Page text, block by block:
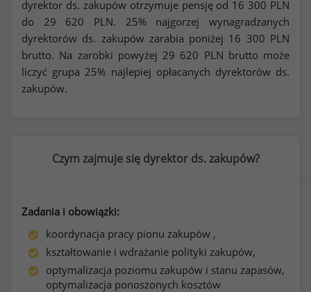
dyrektor ds. zakupów otrzymuje pensję od 16 300 PLN
do 29 620 PLN. 25% najgorzej wynagradzanych
dyrektorów ds. zakupów zarabia poniżej 16 300 PLN
brutto. Na zarobki powyżej 29 620 PLN brutto może
liczyć grupa 25% najlepiej opłacanych dyrektorów ds.
zakupów.
Czym zajmuje się dyrektor ds. zakupów?
Zadania i obowiązki:
koordynacja pracy pionu zakupów ,
kształtowanie i wdrażanie polityki zakupów,
optymalizacja poziomu zakupów i stanu zapasów,
optymalizacja ponoszonych kosztów